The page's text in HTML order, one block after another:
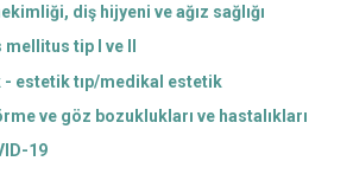
diş hijyeni ve ağız sağlığı
tip I ve II
- estetik tıp/medikal estetik
ve göz bozuklukları ve hastalıkları
19